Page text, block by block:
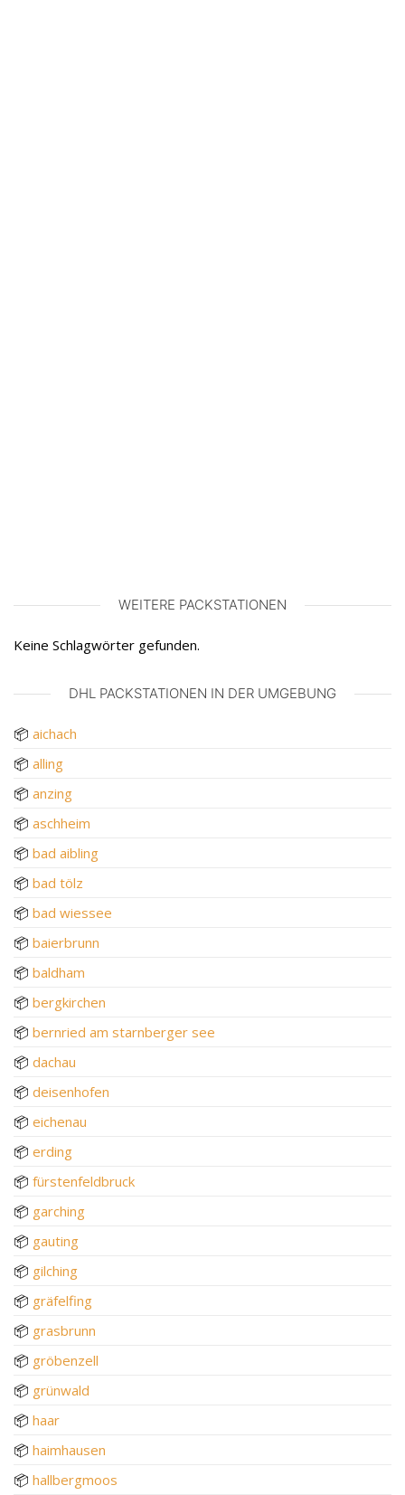
WEITERE PACKSTATIONEN
Keine Schlagwörter gefunden.
DHL PACKSTATIONEN IN DER UMGEBUNG
📦 aichach
📦 alling
📦 anzing
📦 aschheim
📦 bad aibling
📦 bad tölz
📦 bad wiessee
📦 baierbrunn
📦 baldham
📦 bergkirchen
📦 bernried am starnberger see
📦 dachau
📦 deisenhofen
📦 eichenau
📦 erding
📦 fürstenfeldbruck
📦 garching
📦 gauting
📦 gilching
📦 gräfelfing
📦 grasbrunn
📦 gröbenzell
📦 grünwald
📦 haar
📦 haimhausen
📦 hallbergmoos